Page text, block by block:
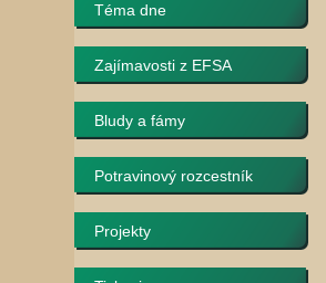
Téma dne
Zajímavosti z EFSA
Bludy a fámy
Potravinový rozcestník
Projekty